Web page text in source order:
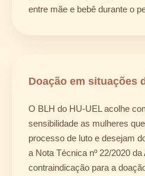
entre mãe e bebê durante o
Doação em situações
O BLH do HU-UEL acolhe
sensibilidade as mulheres
processo de luto e desejam
a Nota Técnica nº 22/2020
contraindicação para a